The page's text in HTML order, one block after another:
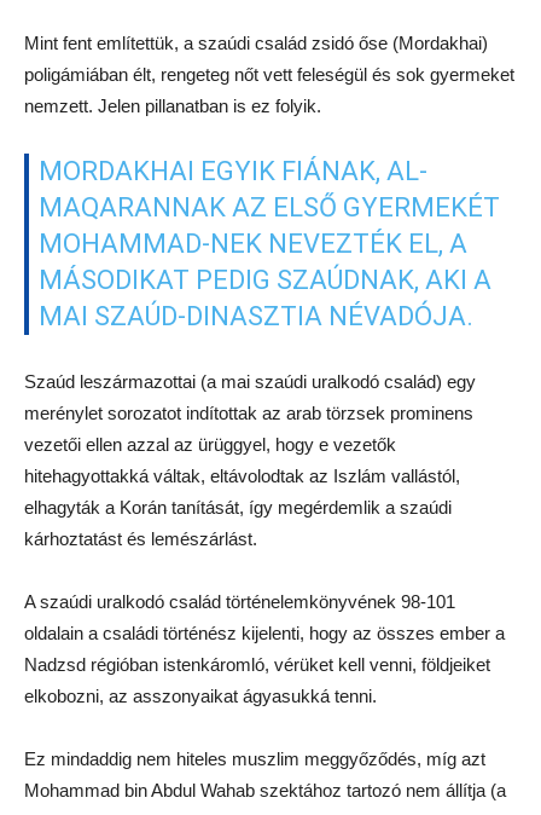
Mint fent említettük, a szaúdi család zsidó őse (Mordakhai)
poligámiában élt, rengeteg nőt vett feleségül és sok gyermeket
nemzett. Jelen pillanatban is ez folyik.
MORDAKHAI EGYIK FIÁNAK, AL-
MAQARANNAK AZ ELSŐ GYERMEKÉT
MOHAMMAD-NEK NEVEZTÉK EL, A
MÁSODIKAT PEDIG SZAÚDNAK, AKI A
MAI SZAÚD-DINASZTIA NÉVADÓJA.
Szaúd leszármazottai (a mai szaúdi uralkodó család) egy
merénylet sorozatot indítottak az arab törzsek prominens
vezetői ellen azzal az ürüggyel, hogy e vezetők
hitehagyottakká váltak, eltávolodtak az Iszlám vallástól,
elhagyták a Korán tanítását, így megérdemlik a szaúdi
kárhoztatást és lemészárlást.
A szaúdi uralkodó család történelemkönyvének 98-101
oldalain a családi történész kijelenti, hogy az összes ember a
Nadzsd régióban istenkáromló, vérüket kell venni, földjeiket
elkobozni, az asszonyaikat ágyasukká tenni.
Ez mindaddig nem hiteles muszlim meggyőződés, míg azt
Mohammad bin Abdul Wahab szektához tartozó nem állítja (a